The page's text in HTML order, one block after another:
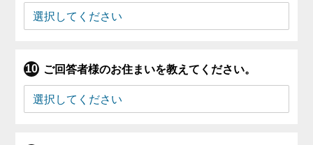
ご回答者様のお住まいを教えてください。